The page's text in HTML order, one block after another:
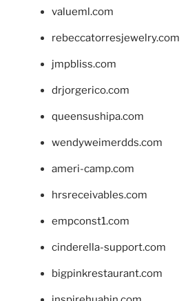
valueml.com
rebeccatorresjewelry.com
jmpbliss.com
drjorgerico.com
queensushipa.com
wendyweimerdds.com
ameri-camp.com
hrsreceivables.com
empconst1.com
cinderella-support.com
bigpinkrestaurant.com